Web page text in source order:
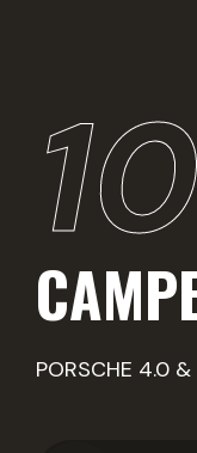
10
PORSCHE 4.0 &